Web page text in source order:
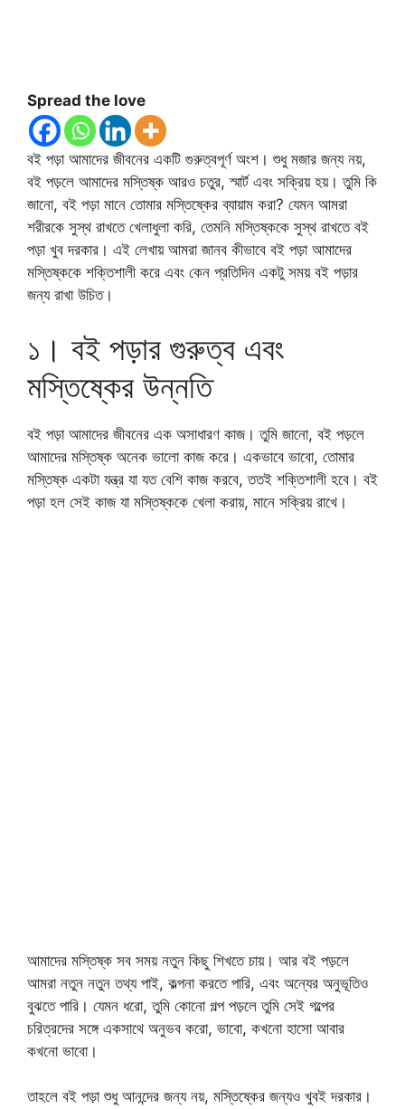
Spread the love
বই পড়া আমাদের জীবনের একটি গুরুত্বপূর্ণ অংশ। শুধু মজার জন্য নয়,
বই পড়লে আমাদের মস্তিষ্ক আরও চতুর, স্মার্ট এবং সক্রিয় হয়। তুমি কি
জানো, বই পড়া মানে তোমার মস্তিষ্কের ব্যায়াম করা? যেমন আমরা
শরীরকে সুস্থ রাখতে খেলাধুলা করি, তেমনি মস্তিষ্ককে সুস্থ রাখতে বই
পড়া খুব দরকার। এই লেখায় আমরা জানব কীভাবে বই পড়া আমাদের
মস্তিষ্ককে শক্তিশালী করে এবং কেন প্রতিদিন একটু সময় বই পড়ার
জন্য রাখা উচিত।
১। বই পড়ার গুরুত্ব এবং
মস্তিষ্কের উন্নতি
বই পড়া আমাদের জীবনের এক অসাধারণ কাজ। তুমি জানো, বই পড়লে
আমাদের মস্তিষ্ক অনেক ভালো কাজ করে। একভাবে ভাবো, তোমার
মস্তিষ্ক একটা যন্ত্র যা যত বেশি কাজ করবে, ততই শক্তিশালী হবে। বই
পড়া হল সেই কাজ যা মস্তিষ্ককে খেলা করায়, মানে সক্রিয় রাখে।
আমাদের মস্তিষ্ক সব সময় নতুন কিছু শিখতে চায়। আর বই পড়লে
আমরা নতুন নতুন তথ্য পাই, কল্পনা করতে পারি, এবং অন্যের অনুভূতিও
বুঝতে পারি। যেমন ধরো, তুমি কোনো গল্প পড়লে তুমি সেই গল্পের
চরিত্রদের সঙ্গে একসাথে অনুভব করো, ভাবো, কখনো হাসো আবার
কখনো ভাবো।
তাহলে বই পড়া শুধু আনন্দের জন্য নয়, মস্তিষ্কের জন্যও খুবই দরকার।